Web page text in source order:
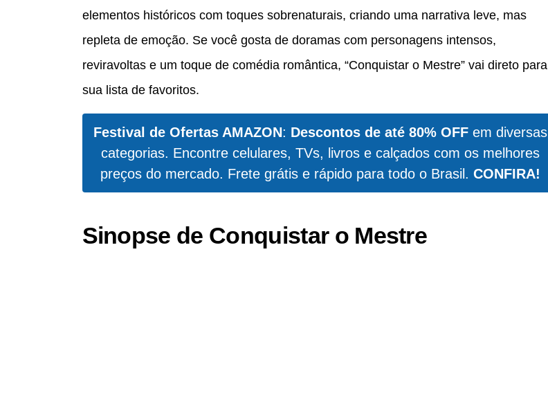
elementos históricos com toques sobrenaturais, criando uma narrativa leve, mas
repleta de emoção. Se você gosta de doramas com personagens intensos,
reviravoltas e um toque de comédia romântica, “Conquistar o Mestre” vai direto para
sua lista de favoritos.
Festival de Ofertas AMAZON: Descontos de até 80% OFFem diversas
categorias. Encontre celulares, TVs, livros e calçados com os melhores
preços do mercado. Frete grátis e rápido para todo o Brasil. CONFIRA!
Sinopse de Conquistar o Mestre